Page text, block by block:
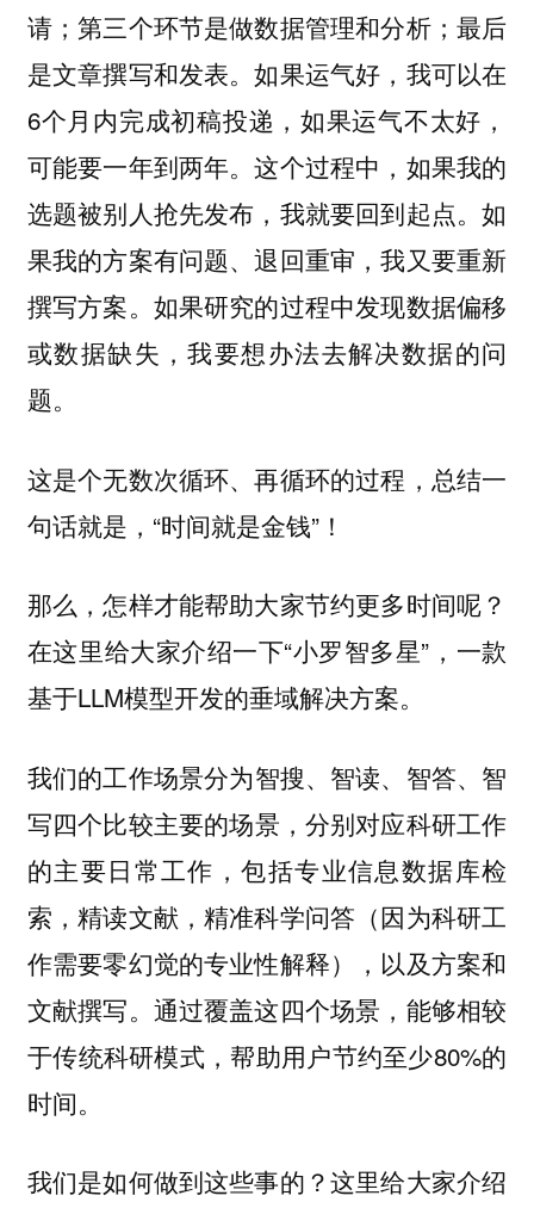
请；第三个环节是做数据管理和分析；最后
是文章撰写和发表。如果运气好，我可以在
6个月内完成初稿投递，如果运气不太好，
可能要一年到两年。这个过程中，如果我的
选题被别人抢先发布，我就要回到起点。如
果我的方案有问题、退回重审，我又要重新
撰写方案。如果研究的过程中发现数据偏移
或数据缺失，我要想办法去解决数据的问
题。
这是个无数次循环、再循环的过程，总结一
句话就是，“时间就是金钱”！
那么，怎样才能帮助大家节约更多时间呢？
在这里给大家介绍一下“小罗智多星”，一款
基于LLM模型开发的垂域解决方案。
我们的工作场景分为智搜、智读、智答、智
写四个比较主要的场景，分别对应科研工作
的主要日常工作，包括专业信息数据库检
索，精读文献，精准科学问答（因为科研工
作需要零幻觉的专业性解释），以及方案和
文献撰写。通过覆盖这四个场景，能够相较
于传统科研模式，帮助用户节约至少80%的
时间。
我们是如何做到这些事的？这里给大家介绍